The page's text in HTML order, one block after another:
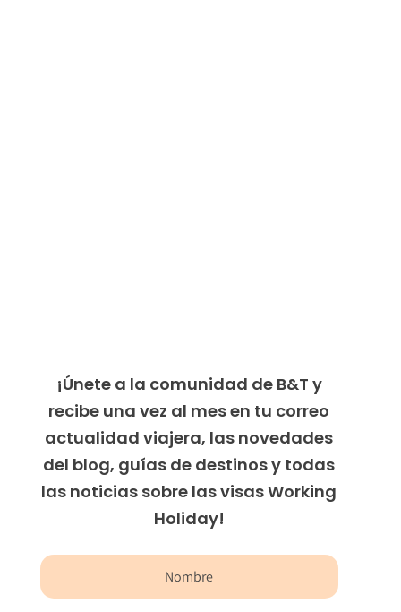
¡Únete a la comunidad de B&T y
recibe una vez al mes en tu correo
actualidad viajera, las novedades
del blog, guías de destinos y todas
las noticias sobre las visas Working
Holiday!